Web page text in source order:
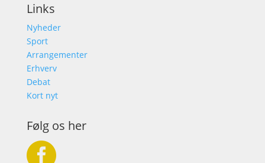
Links
Nyheder
Sport
Arrangementer
Erhverv
Debat
Kort nyt
Følg os her
